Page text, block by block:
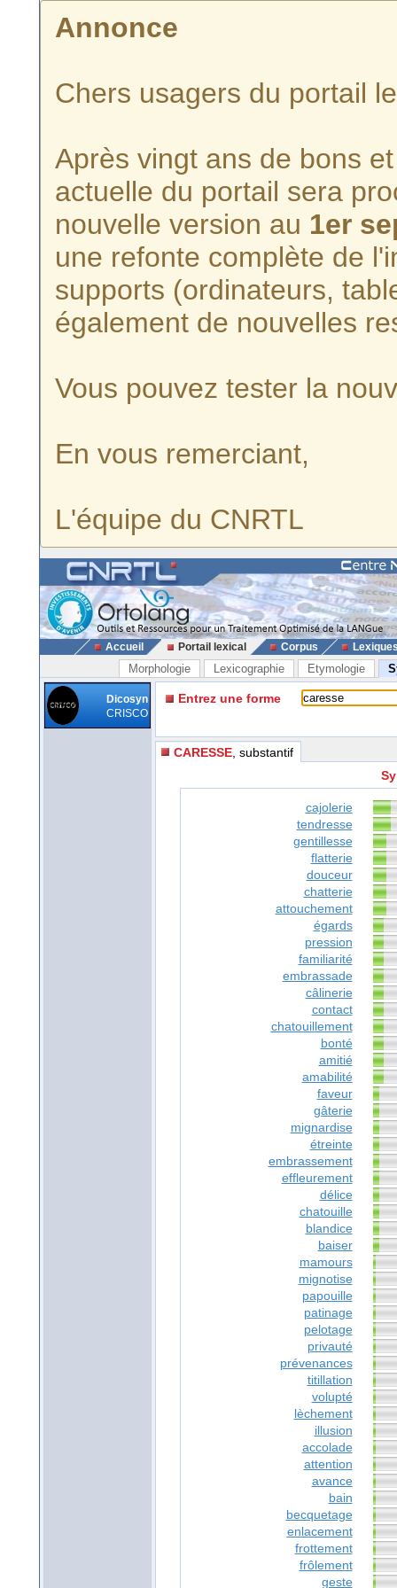
Annonce
Chers usagers du portail
Après vingt ans de bons
actuelle du portail sera
nouvelle version au 1er
une refonte complète de
supports (ordinateurs,
également de nouvelles
Vous pouvez tester la
En vous remerciant,
L'équipe du CNRTL
Accueil Portail lexical Corpus
Morphologie Lexicographie Etymologie
Dicosyn
CRISCO
Entrez une forme
CARESSE , substantif
cajolerie
tendresse
gentillesse
flatterie
douceur
chatterie
attouchement
égards
pression
familiarité
embrassade
câlinerie
contact
chatouillement
bonté
amitié
amabilité
faveur
gâterie
mignardise
étreinte
embrassement
effleurement
délice
chatouille
blandice
baiser
mamours
mignotise
papouille
patinage
pelotage
privauté
prévenances
titillation
volupté
lèchement
illusion
accolade
attention
avance
bain
becquetage
enlacement
frottement
frôlement
geste